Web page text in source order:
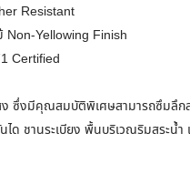
Resistant
Non-Yellowing Finish
Certified
ซึ่งมีคุณสมบัติพิเศษสามารถซึมลึกล
ได ชานระเบียง พื้นบริเวณริมสระน้ำ